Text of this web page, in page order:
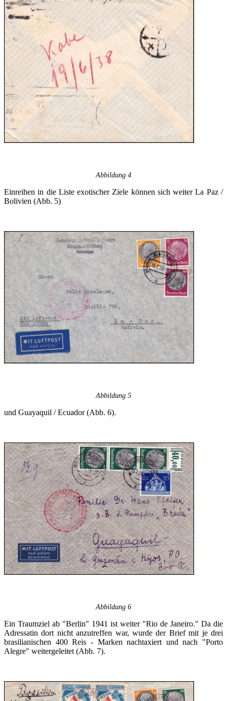
Abbildung 4
Einreihen in die Liste exotischer Ziele können sich weiter La Paz /
Bolivien (Abb. 5)
Abbildung 5
und Guayaquil / Ecuador (Abb. 6).
Abbildung 6
Ein Traumziel ab "Berlin" 1941 ist weiter "Rio de Janeiro." Da die
Adressatin dort nicht anzutreffen war, wurde der Brief mit je drei
brasilianischen 400 Reis - Marken nachtaxiert und nach "Porto
Alegre" weitergeleitet (Abb. 7).